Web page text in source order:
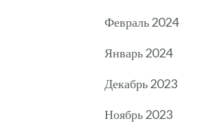
Февраль 2024
Январь 2024
Декабрь 2023
Ноябрь 2023